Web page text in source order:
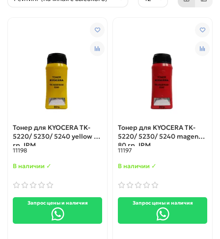
Тонер для KYOCERA TK-
5220/ 5230/ 5240 yellow 80
гр. IPM
11198
В наличии ✓
Запрос цены и наличия
Тонер для KYOCERA TK-
5220/ 5230/ 5240 magenta
80 гр. IPM
11197
В наличии ✓
Запрос цены и наличия